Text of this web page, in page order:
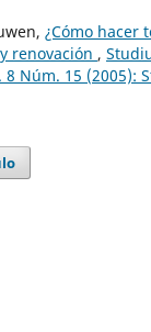
¿Cómo hacer
renovación ,
8 Núm. 15 (2005):